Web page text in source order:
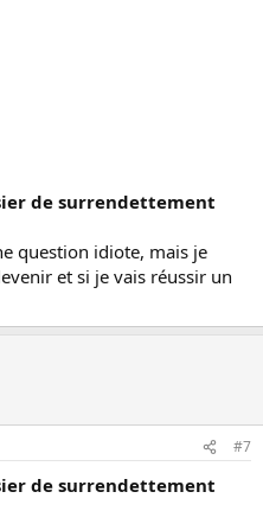
de surrendettement
question idiote, mais je
et si je vais réussir un
#7
de surrendettement